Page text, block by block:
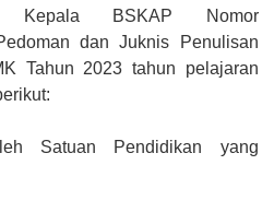
Kepala BSKAP Nomor
dan Juknis Penulisan
Tahun 2023 tahun pelajaran
Satuan Pendidikan yang